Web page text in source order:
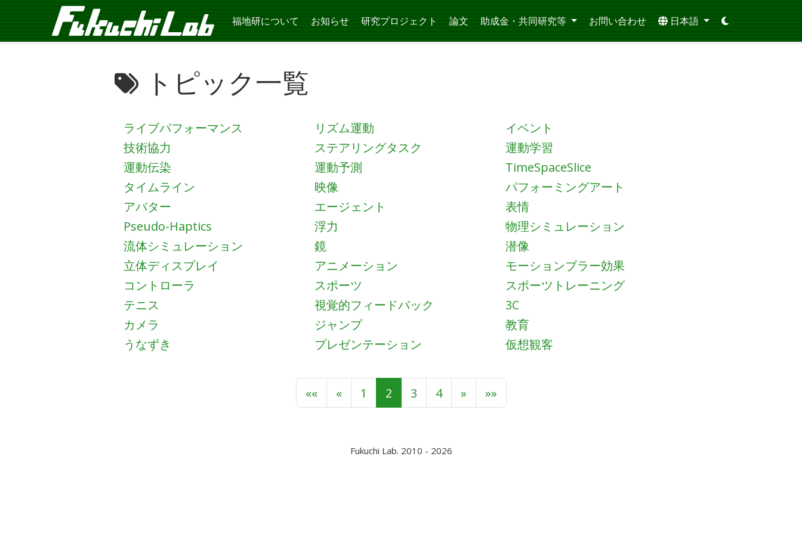
福地研について お知らせ 研究プロジェクト 論文 助成金・共同研究等 お問い合わせ 日本語
トピック一覧
ライブパフォーマンス リズム運動
イベント
技術協力
ステアリングタスク
運動学習
運動伝染
運動予測
TimeSpaceSlice
タイムライン
映像
パフォーミングアート
アバター
エージェント
表情
Pseudo-Haptics
浮力
物理シミュレーション
流体シミュレーション
鏡
潜像
立体ディスプレイ
アニメーション
モーションブラー効果
コントローラ
スポーツ
スポーツトレーニング
テニス
視覚的フィードバック
3C
カメラ
ジャンプ
教育
うなずき
プレゼンテーション 仮想観客
«« « 1 2 3 4 » »»
Fukuchi Lab. 2010 - 2026